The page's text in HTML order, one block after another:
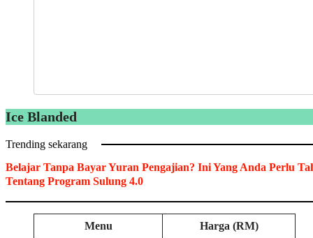
Ice Blanded
Trending sekarang
Belajar Tanpa Bayar Yuran Pengajian? Ini Yang Anda Perlu
Tentang Program Sulung 4.0
Menu Harga (RM)